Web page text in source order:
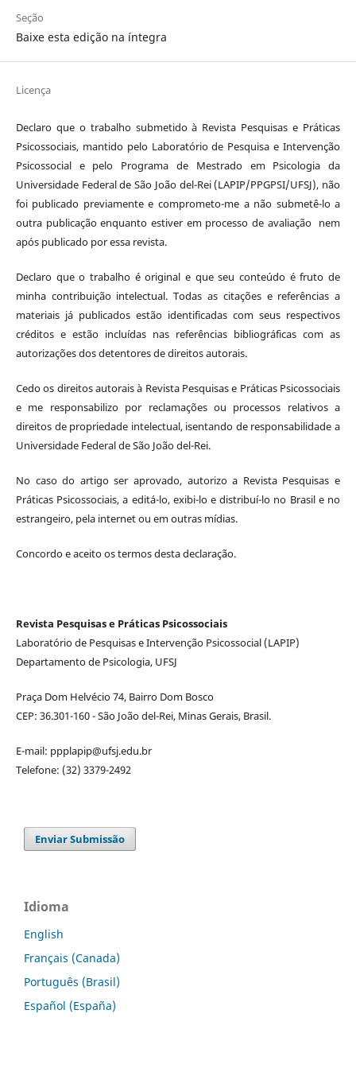
Seção
Baixe esta edição na íntegra
Licença
Declaro que o trabalho submetido à Revista Pesquisas e Práticas
Psicossociais, mantido pelo Laboratório de Pesquisa e Intervenção
Psicossocial e pelo Programa de Mestrado em Psicologia da
Universidade Federal de São João del-Rei (LAPIP/PPGPSI/UFSJ), não
foi publicado previamente e comprometo-me a não submetê-lo a
outra publicação enquanto estiver em processo de avaliação nem
após publicado por essa revista.
Declaro que o trabalho é original e que seu conteúdo é fruto de
minha contribuição intelectual. Todas as citações e referências a
materiais já publicados estão identificadas com seus respectivos
créditos e estão incluídas nas referências bibliográficas com as
autorizações dos detentores de direitos autorais.
Cedo os direitos autorais à Revista Pesquisas e Práticas Psicossociais
e me responsabilizo por reclamações ou processos relativos a
direitos de propriedade intelectual, isentando de responsabilidade a
Universidade Federal de São João del-Rei.
No caso do artigo ser aprovado, autorizo a Revista Pesquisas e
Práticas Psicossociais, a editá-lo, exibi-lo e distribuí-lo no Brasil e no
estrangeiro, pela internet ou em outras mídias.
Concordo e aceito os termos desta declaração.
Revista Pesquisas e Práticas Psicossociais
Laboratório de Pesquisas e Intervenção Psicossocial (LAPIP)
Departamento de Psicologia, UFSJ
Praça Dom Helvécio 74, Bairro Dom Bosco
CEP: 36.301-160 - São João del-Rei, Minas Gerais, Brasil.
E-mail: ppplapip@ufsj.edu.br
Telefone: (32) 3379-2492
Enviar Submissão
Idioma
English
Français (Canada)
Português (Brasil)
Español (España)